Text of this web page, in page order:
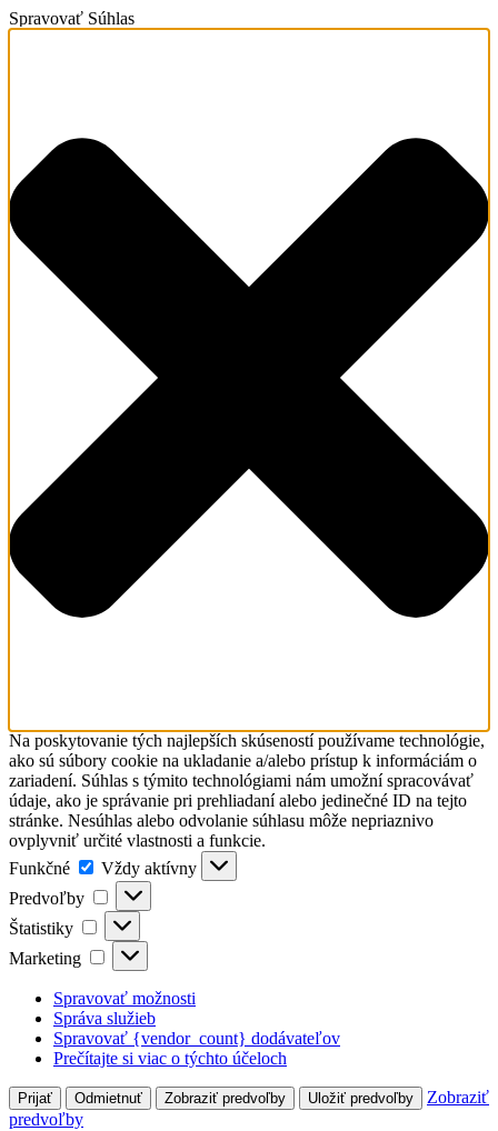
Spravovať Súhlas
Na poskytovanie tých najlepších skúseností používame technológie,
ako sú súbory cookie na ukladanie a/alebo prístup k informáciám o
zariadení. Súhlas s týmito technológiami nám umožní spracovávať
údaje, ako je správanie pri prehliadaní alebo jedinečné ID na tejto
stránke. Nesúhlas alebo odvolanie súhlasu môže nepriaznivo
ovplyvniť určité vlastnosti a funkcie.
Funkčné
Funkčné
Vždy aktívny
Predvoľby
Predvoľby
Štatistiky Štatistiky
Marketing Marketing
Spravovať možnosti
Správa služieb
Spravovať {vendor_count} dodávateľov
Prečítajte si viac o týchto účeloch
Prijať Odmietnuť Zobraziť predvoľby Uložiť predvoľby
Zobraziť
predvoľby